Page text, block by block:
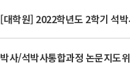
[대학원] 2022학년도 2학기 석
박사/석박사통합과정 논문지도